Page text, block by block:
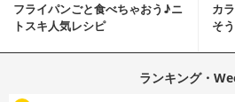
フライパンごと食べちゃおう♪ニ
トスキ人気レシピ
カ
そ
ランキング・